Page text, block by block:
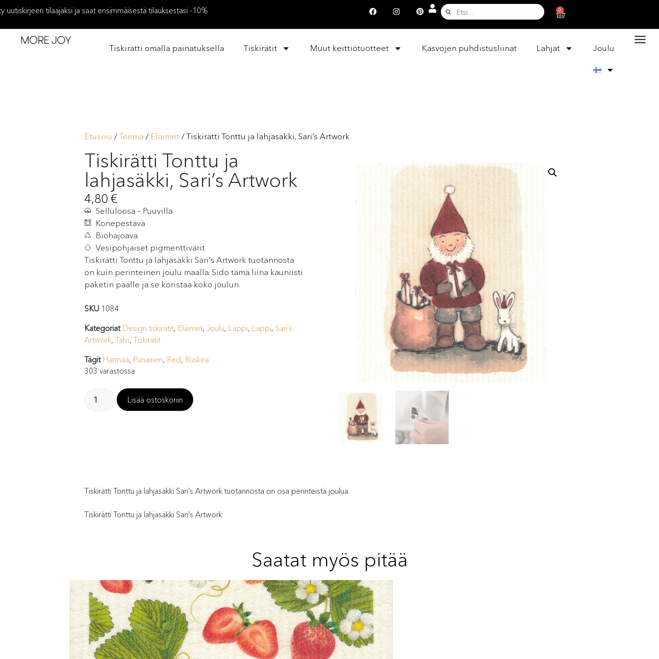
0
uutiskirjeen tilaajaksi ja saat ensimmäisestä tilauksestasi -10%
Tiskirätti omalla painatuksella Tiskirätit Muut keittiötuotteet Kasvojen puhdistusliinat Lahjat Joulu
Etusivu /Teema / Eläimet/ Tiskirätti Tonttu ja lahjasäkki, Sari’s Artwork
Tiskirätti Tonttu ja
lahjasäkki, Sari’s Artwork
4,80 €
Selluloosa – Puuvilla
Konepestävä
Biohajoava
Vesipohjaiset pigmenttivärit
Tiskirätti Tonttu ja lahjasäkki Sari’s Artwork tuotannosta
on kuin perinteinen joulu maalla. Sido tämä liina kauniisti
paketin päälle ja se koristaa koko joulun.
SKU 1084
Kategoriat Design tiskirätit, Eläimet, Joulu, Lappi, Lappi, Sari’s
Artwork, Talvi, Tiskirätit
Tägit Harmaa, Punainen, Red, Ruskea
303 varastossa
Lisää ostoskoriin
Tiskirätti Tonttu ja lahjasäkki Sari’s Artwork tuotannosta on osa perinteistä joulua.
Tiskirätti Tonttu ja lahjasäkki Sari’s Artwork
Saatat myös pitää